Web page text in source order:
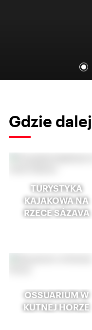
Gdzie dalej
TURYSTYKA
KAJAKOWA NA
RZECE SÁZAVA
OSSUARIUM W
KUTNEJ HORZE